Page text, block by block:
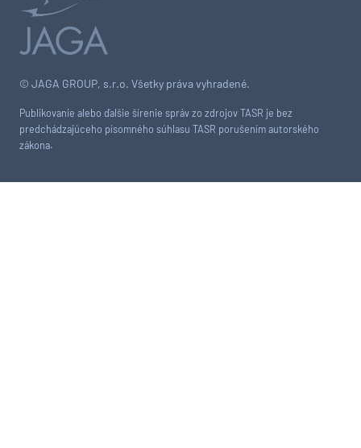
© JAGA GROUP, s.r.o. Všetky práva vyhradené.
Publikovanie alebo ďalšie šírenie správ zo zdrojov TASR je bez
predchádzajúceho písomného súhlasu TASR porušením autorského
zákona.